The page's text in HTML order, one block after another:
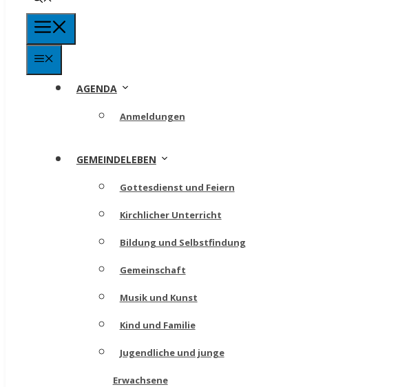
AGENDA
Anmeldungen
GEMEINDELEBEN
Gottesdienst und Feiern
Kirchlicher Unterricht
Bildung und Selbstfindung
Gemeinschaft
Musik und Kunst
Kind und Familie
Jugendliche und junge
Erwachsene